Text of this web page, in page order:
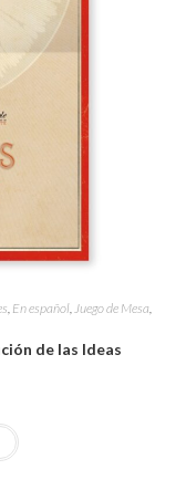
, En español,Juego de Mesa,
de las Ideas